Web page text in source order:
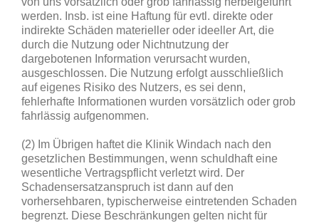
werden. Insb. ist eine Haftung für evtl. direkte oder
indirekte Schäden materieller oder ideeller Art, die
durch die Nutzung oder Nichtnutzung der
dargebotenen Information verursacht wurden,
ausgeschlossen. Die Nutzung erfolgt ausschließlich
auf eigenes Risiko des Nutzers, es sei denn,
fehlerhafte Informationen wurden vorsätzlich oder grob
fahrlässig aufgenommen.
(2) Im Übrigen haftet die Klinik Windach nach den
gesetzlichen Bestimmungen, wenn schuldhaft eine
wesentliche Vertragspflicht verletzt wird. Der
Schadensersatzanspruch ist dann auf den
vorhersehbaren, typischerweise eintretenden Schaden
begrenzt. Diese Beschränkungen gelten nicht für